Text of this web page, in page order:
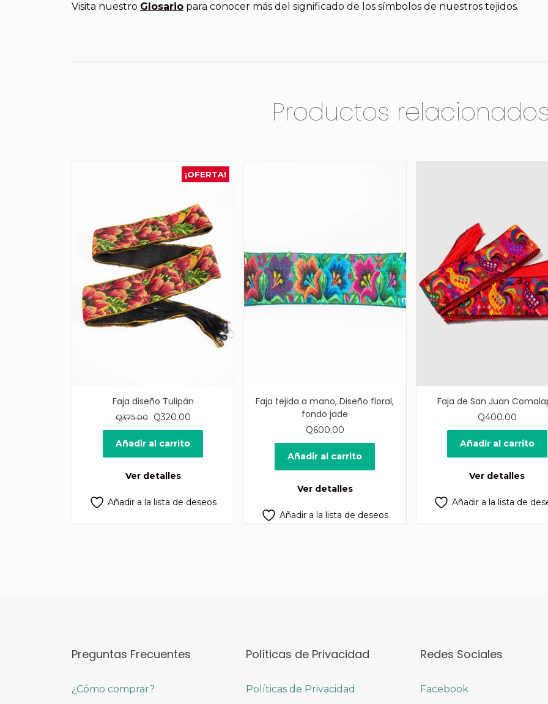
Visita nuestro Glosario para conocer más del significado de los símbolos de nuestros tejidos.
Productos
¡OFERTA!
Faja diseño Tulipán
Q375.00
El
precio
original
era:
Q320.00El
precio
actual
es:
Añadir al carrito
Ver detalles
Añadir a la lista de deseos
Faja tejida a mano, Diseño floral,
fondo jade
Q600.00
Añadir al carrito
Ver detalles
Añadir a la lista de deseos
Faja de San Juan
Q400.00
Añadir al carrito
Ver detalles
Añadir a la lista de
Preguntas Frecuentes
¿Cómo comprar?
Políticas de Privacidad
Políticas de Privacidad
Redes Sociales
Facebook